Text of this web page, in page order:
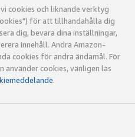
cookies och liknande verktyg
för att tillhandahålla dig
dig, bevara dina inställningar,
innehåll. Andra Amazon-
cookies för andra ändamål. För
använder cookies, vänligen läs
.